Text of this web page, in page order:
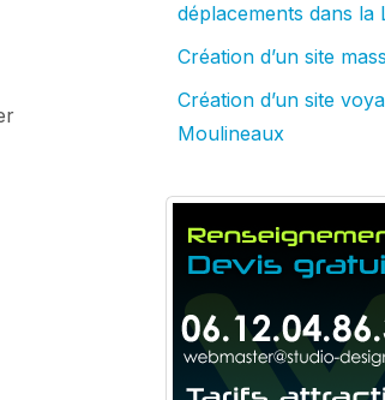
déplacements dans la
Création d’un site
Création d’un site
Moulineaux